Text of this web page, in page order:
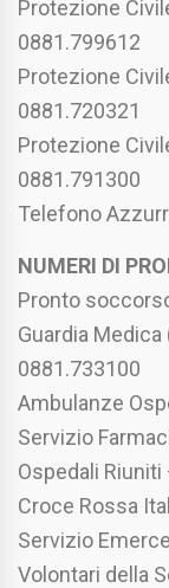
Protezione
0881.799612
Protezione
0881.720321
Protezione
0881.791300
Telefono
NUMERI DI
Pronto
Guardia
0881.733100
Ambulanze
Servizio
Ospedali
Croce Rossa
Servizio
Volontari della